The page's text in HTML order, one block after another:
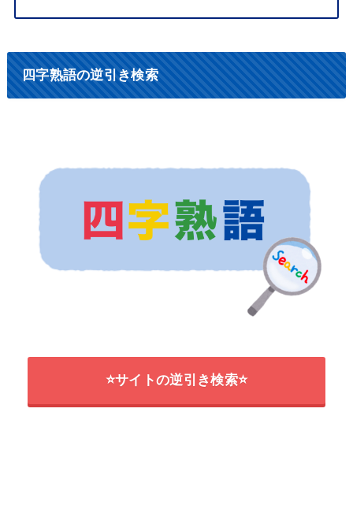
四字熟語の逆引き検索
⭐サイトの逆引き検索⭐